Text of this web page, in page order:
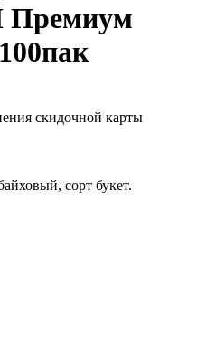
скидочной карты
сорт букет.